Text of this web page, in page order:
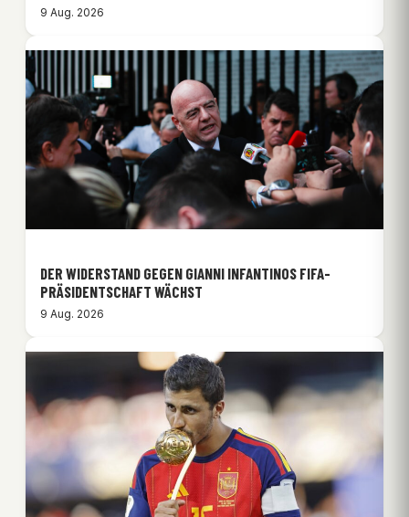
9 Aug. 2026
DER WIDERSTAND GEGEN GIANNI INFANTINOS FIFA-
PRÄSIDENTSCHAFT WÄCHST
9 Aug. 2026